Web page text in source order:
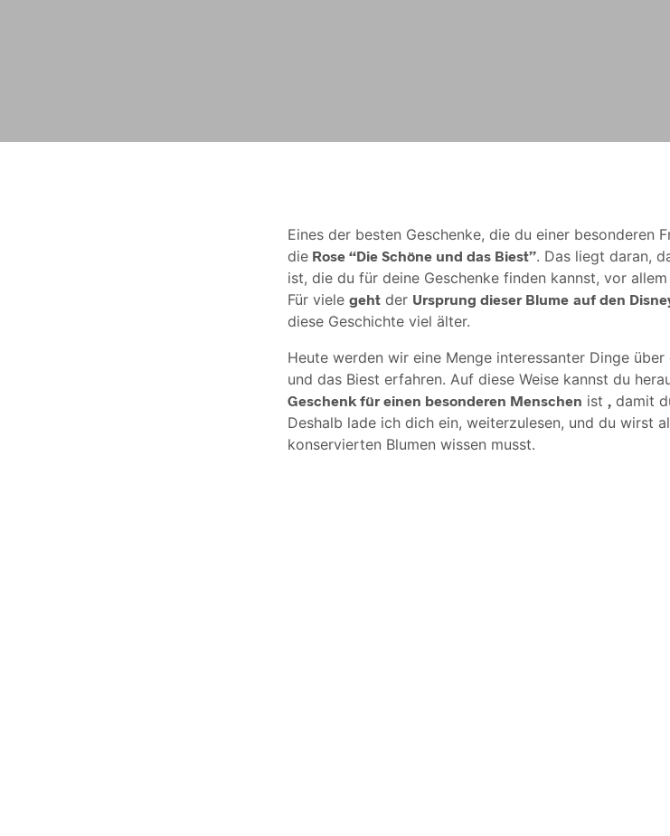
Eines der besten Geschenke, die du einer besonderen
die Rose “Die Schöne und das Biest”. Das liegt daran,
ist, die du für deine Geschenke finden kannst, vor
Für viele geht der Ursprung dieser Blume auf den
diese Geschichte viel älter.
Heute werden wir eine Menge interessanter Dinge
und das Biest erfahren. Auf diese Weise kannst du
Geschenk für einen besonderen Menschen ist , damit
Deshalb lade ich dich ein, weiterzulesen, und du wirst
konservierten Blumen wissen musst.